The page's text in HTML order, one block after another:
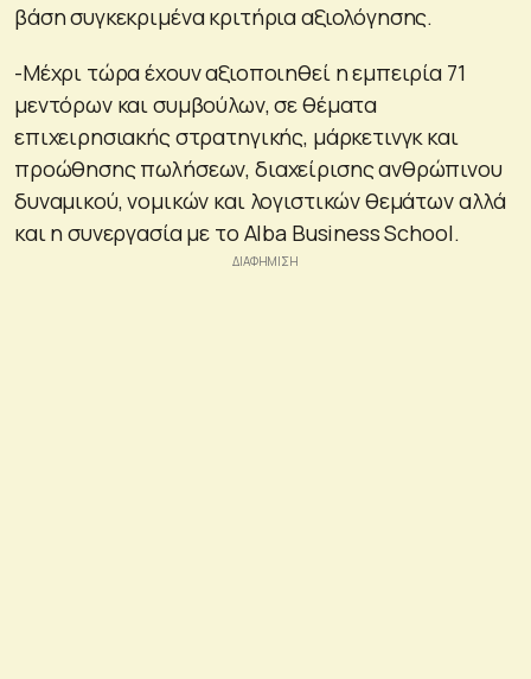
βάση συγκεκριμένα κριτήρια αξιολόγησης.
-Μέχρι τώρα έχουν αξιοποιηθεί η εμπειρία 71
μεντόρων και συμβούλων, σε θέματα
επιχειρησιακής στρατηγικής, μάρκετινγκ και
προώθησης πωλήσεων, διαχείρισης ανθρώπινου
δυναμικού, νομικών και λογιστικών θεμάτων αλλά
και η συνεργασία με το Alba Business School.